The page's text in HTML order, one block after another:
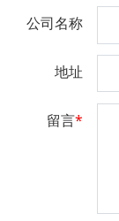
公司名称
地址
留言*